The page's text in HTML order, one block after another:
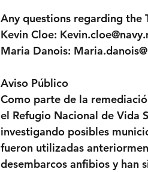
Any questions regarding the
Kevin Cloe:
Maria Danois:
Aviso Público
Como parte de la
el Refugio Nacional de Vida
investigando posibles
fueron utilizadas
desembarcos anfibios y han